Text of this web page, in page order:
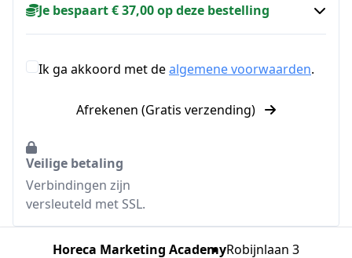
Je bespaart € 37,00 op deze bestelling
Ik ga akkoord met dealgemene voorwaarden.
Afrekenen (Gratis verzending)
Veilige betaling
Verbindingen zijn
versleuteld met SSL.
Horeca Marketing AcademyRobijnlaan 3